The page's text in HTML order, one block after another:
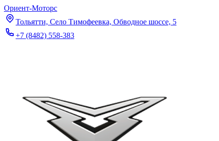
Ориент-Моторс
Тольятти, Село Тимофеевка, Обводное шоссе, 5
+7 (8482) 558-383